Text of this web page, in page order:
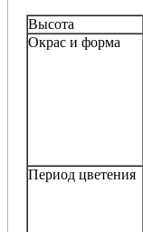
Высота
Окрас и форма
Период цветения